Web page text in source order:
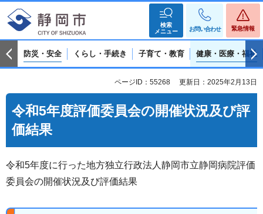
検索
メニュー
お問い合わせ 緊急情報
防災・安全 くらし・手続き 子育て・教育 健康・医療・福祉
ページID：55268 更新日：2025年2月13日
令和5年度評価委員会の開催状況及び評
価結果
令和5年度に行った地方独立行政法人静岡市立静岡病院評価
委員会の開催状況及び評価結果